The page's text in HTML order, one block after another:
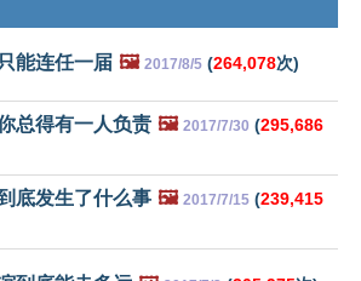
能连任一届 🖼️ 2017/8/5 (264,078次)
总得有一人负责 🖼️ 2017/7/30 (295,686
底发生了什么事 🖼️ 2017/7/15 (239,415